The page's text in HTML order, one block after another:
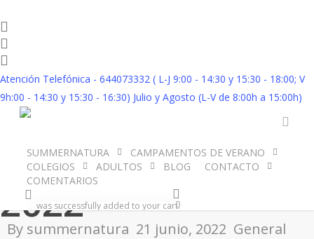
to
main
content
twitter
facebook
instagram
Atención Telefónica - 644073332 ( L-J 9:00 - 14:30 y 15:30 - 18:00; V
9h:00 - 14:30 y 15:30 - 16:30) Julio y Agosto (L-V de 8:00h a 15:00h)
SUMMERNATURA
CAMPAMENTOS DE VERANO
COLEGIOS
ADULTOS BLOG
CONTACTO
COMENTARIOS
0
was successfully added to your cart.
Guijo English
Immersion 21 06
2022
By summernatura 21 junio, 2022 General
No Comments